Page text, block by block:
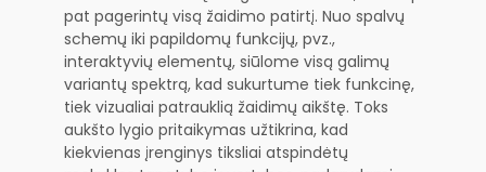
pat pagerintų visą žaidimo patirtį. Nuo spalvų
schemų iki papildomų funkcijų, pvz.,
interaktyvių elementų, siūlome visą galimų
variantų spektrą, kad sukurtume tiek funkcinę,
tiek vizualiai patrauklią žaidimų aikštę. Toks
aukšto lygio pritaikymas užtikrina, kad
kiekvienas įrenginys tiksliai atspindėtų